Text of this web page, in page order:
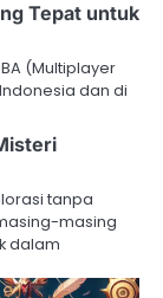
Tepat untuk
(Multiplayer
dan di
tanpa
masing
dalam